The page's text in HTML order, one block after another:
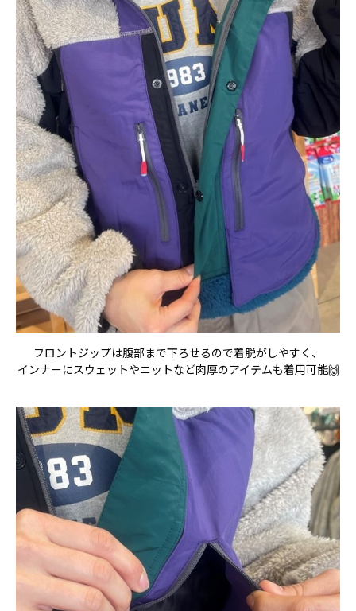
フロントジップは腹部まで下ろせるので着脱がしやすく、
インナーにスウェットやニットなど肉厚のアイテムも着用可能🙌